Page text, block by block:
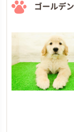
ゴールデ